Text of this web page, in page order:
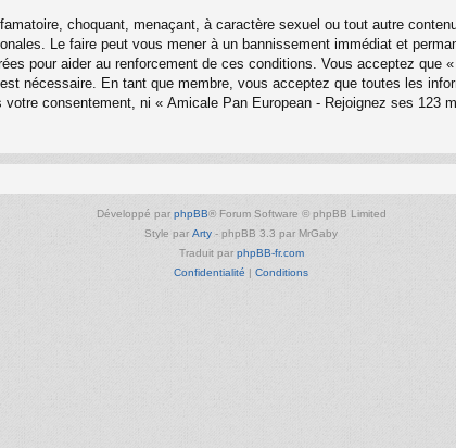
choquant, menaçant, à caractère sexuel ou tout autre
Le faire peut vous mener à un bannissement immédiat et
pour aider au renforcement de ces conditions. Vous acceptez que
nécessaire. En tant que membre, vous acceptez que toutes les
consentement, ni « Amicale Pan European - Rejoignez ses 123
Développé par phpBB® Forum Software © phpBB Limited
Style par Arty - phpBB 3.3 par MrGaby
Traduit par phpBB-fr.com
Confidentialité | Conditions